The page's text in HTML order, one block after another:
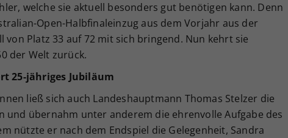
welche sie aktuell besonders gut benötigen kann. Denn
Open-Halbfinaleinzug aus dem Vorjahr aus der
von Platz 33 auf 72 mit sich bringend. Nun kehrt sie
der Welt zurück.
25-jähriges Jubiläum
ließ sich auch Landeshauptmann Thomas Stelzer die
und übernahm unter anderem die ehrenvolle Aufgabe des
nützte er nach dem Endspiel die Gelegenheit, Sandra